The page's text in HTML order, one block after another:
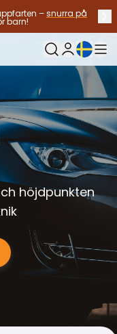
–snurra på
barn!
Min Saka
Nuvarande
höjdpunkten